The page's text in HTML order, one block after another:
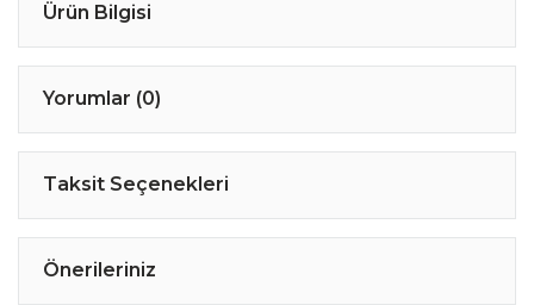
Ürün Bilgisi
Yorumlar (0)
Taksit Seçenekleri
Önerileriniz